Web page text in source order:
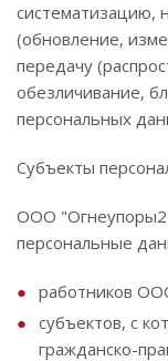
систематизацию,
(обновление,
передачу
обезличивание,
персональных
Субъекты
ООО
персональные
работников
субъектов, с
гражданско-